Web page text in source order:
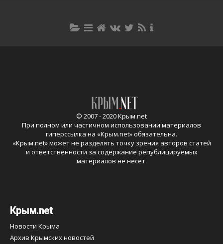
© 2007 - 2020 Крым.net
При полном или частичном использовании материалов
гиперссылка на «Крым.net» обязательна.
«Крым.net» может не разделять точку зрения авторов статей
и ответственности за содержание републицируемых
материалов не несет.
Крым.net
Новости Крыма
Архив Крымских новостей